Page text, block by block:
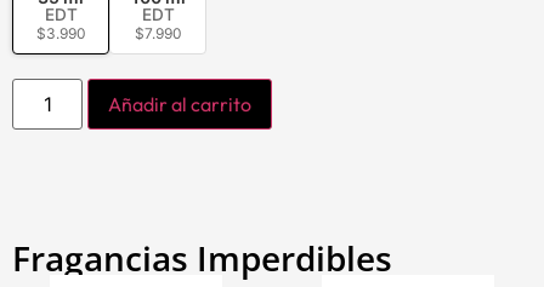
EDT
$3.990
EDT
$7.990
Añadir al carrito
Fragancias Imperdibles